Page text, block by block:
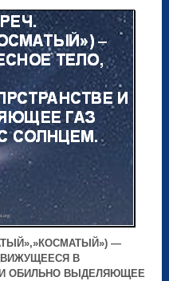
—
В
ОБИЛЬНО ВЫДЕЛЯЮЩЕЕ